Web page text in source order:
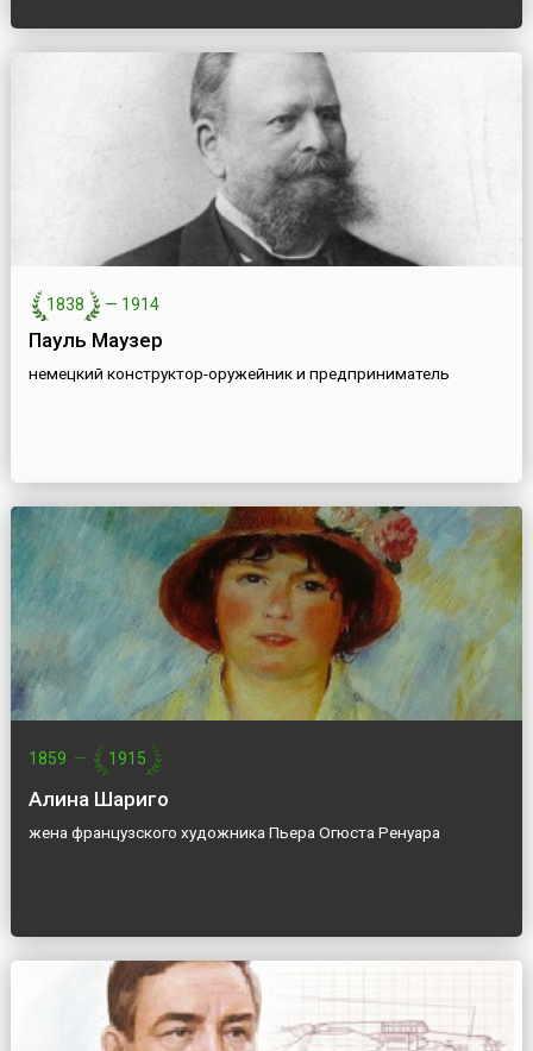
1838 — 1914
Пауль Маузер
немецкий конструктор-оружейник и предприниматель
1859 — 1915
Алина Шариго
жена французского художника Пьера Огюста Ренуара